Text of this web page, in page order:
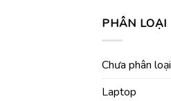
PHÂN LOẠI
Chưa phân loại
Laptop